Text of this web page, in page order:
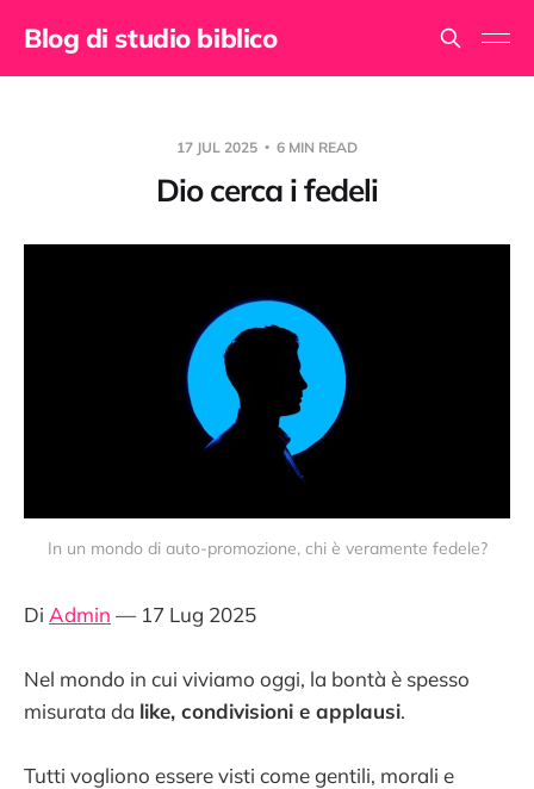
Blog di studio biblico
17 JUL 2025 6 MIN READ
Dio cerca i fedeli
In un mondo di auto-promozione, chi è veramente fedele?
Di Admin — 17 Lug 2025
Nel mondo in cui viviamo oggi, la bontà è spesso
misurata da like, condivisioni e applausi.
Tutti vogliono essere visti come gentili, morali e